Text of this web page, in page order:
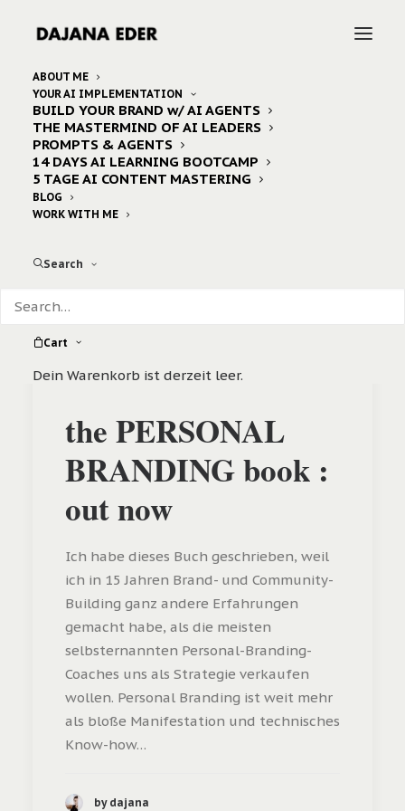
ABOUT ME
YOUR AI IMPLEMENTATION
BUILD YOUR BRAND w/ AI AGENTS
THE MASTERMIND OF AI LEADERS
PROMPTS & AGENTS
14 DAYS AI LEARNING BOOTCAMP
5 TAGE AI CONTENT MASTERING
BLOG
WORK WITH ME
Search
Cart
Dein Warenkorb ist derzeit leer.
Home 2024 Oktober 27
the PERSONAL
BRANDING book :
out now
Ich habe dieses Buch geschrieben, weil
ich in 15 Jahren Brand- und Community-
Building ganz andere Erfahrungen
gemacht habe, als die meisten
selbsternannten Personal-Branding-
Coaches uns als Strategie verkaufen
wollen. Personal Branding ist weit mehr
als bloße Manifestation und technisches
Know-how…
by dajana